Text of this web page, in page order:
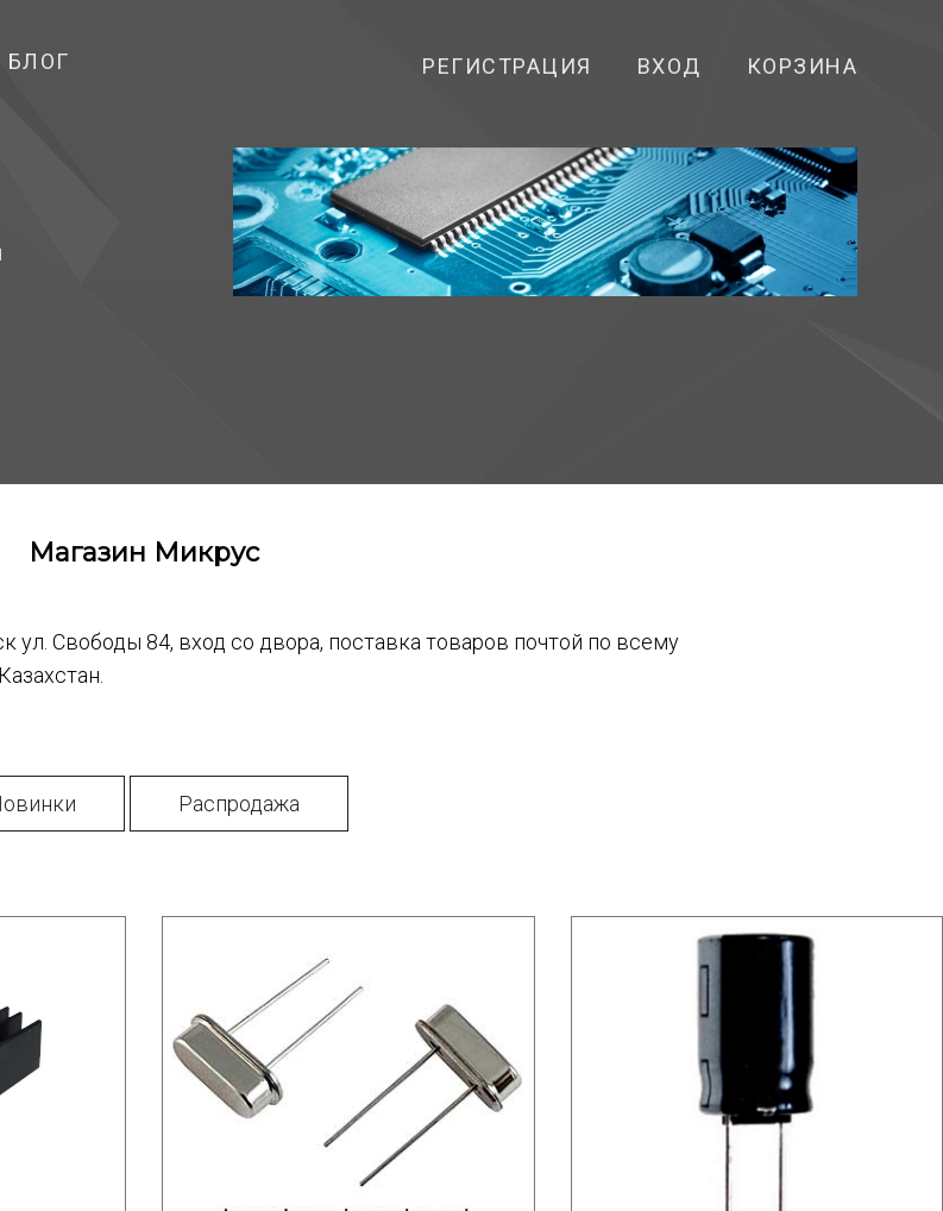
БЛОГ РЕГИСТРАЦИЯ ВХОД КОРЗИНА
Магазин Микрус
ул. Свободы 84, вход со двора, поставка товаров почтой по всему
Распродажа